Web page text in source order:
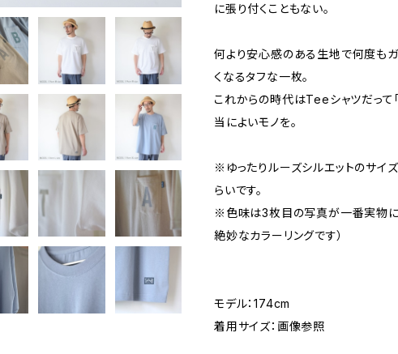
に張り付くこともない。
何より安心感のある生地で何度も
くなるタフな一枚。
これからの時代はTeeシャツだって
当によいモノを。
※ゆったりルーズシルエットのサイ
らいです。
※色味は3枚目の写真が一番実物に
絶妙なカラーリングです）
モデル：174cm
着用サイズ：画像参照